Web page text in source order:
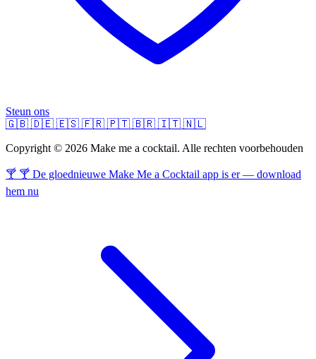
Steun ons
🇬🇧 🇩🇪 🇪🇸 🇫🇷 🇵🇹 🇧🇷 🇮🇹 🇳🇱
Copyright © 2026 Make me a cocktail. Alle rechten voorbehouden
🍸 🍸 De gloednieuwe Make Me a Cocktail app is er — download
hem nu